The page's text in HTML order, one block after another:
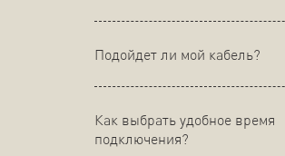
Подойдет ли мой кабель?
Как выбрать удобное время
подключения?